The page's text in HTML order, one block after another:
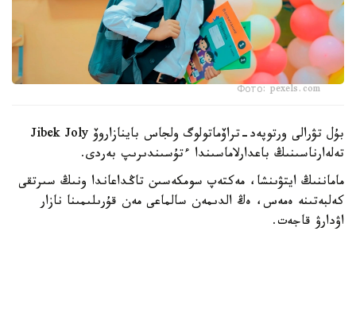
Фото: pexels.com
بۇل تۋرالى ورتوپەد-تراۆماتولوگ ولجاس باينازاروۆ Jibek Joly
تەلەارناسىنىڭ باعدارلاماسىندا ءتۇسىندىرىپ بەردى.
ماماننىڭ ايتۋىنشا، مەكتەپ سومكەسىن تاڭداعاندا ونىڭ سىرتقى
كەلبەتىنە ەمەس، ەڭ الدىمەن سالماعى مەن قۇرىلىمىنا نازار
اۋدارۋ قاجەت.